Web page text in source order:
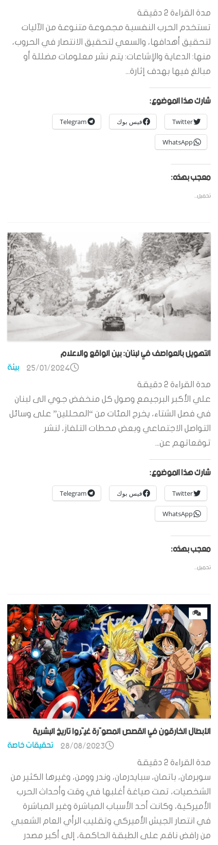
مدة القراءة 2 دقيقة
تستخدم الحرب النفسية مجموعة متنوعة من الآليات
لتحقيق أهدافها، والسعي لتحقيق الانتصار في الحروب،
منها: الدعاية والإشاعات: يتم نشر معلومات مضللة أو
مبالغ فيها بهدف إثارة...
شارك هذا الموضوع:
Twitter فيس بوك Telegram
WhatsApp
معجب بهذه:
تحميل...
التهويل بالعواصف في لبنان: بين الواقع والاعلام
بيئة 25/01/2024
مدة القراءة 2 دقيقة
علي الأكبر البرجيمع وصول كل منخفض جوي الى لبنان
في فصل الشتاء، يخرج المئات من “المحللين” على وسائل
التواصل الاجتماعي وبعض محطات التلفاز، لنشر
توقعاتهم عن...
شارك هذا الموضوع:
Twitter فيس بوك Telegram
WhatsApp
معجب بهذه:
تحميل...
0
الأبطال الخارقون في القصص المصوّرة غيّروا تاريخ البشرية
تحقيقات خاصة 28/08/2023
مدة القراءة 2 دقيقة
سوبرمان، باتمان، سبايدرمان، وندر وومن، وغيرها الكثير من
الشخصيات، تمت صياغة أغلبها في وقت وأحداث الحرب
الأميركية، وكانت أحد الأسباب المباشرة وغير المباشرة
في انتصار الجيش الأميركي وتقليب الرأي العام الشعبي
من رافض ناقم على الطبقة الحاكمة، إلى أكبر مصدر